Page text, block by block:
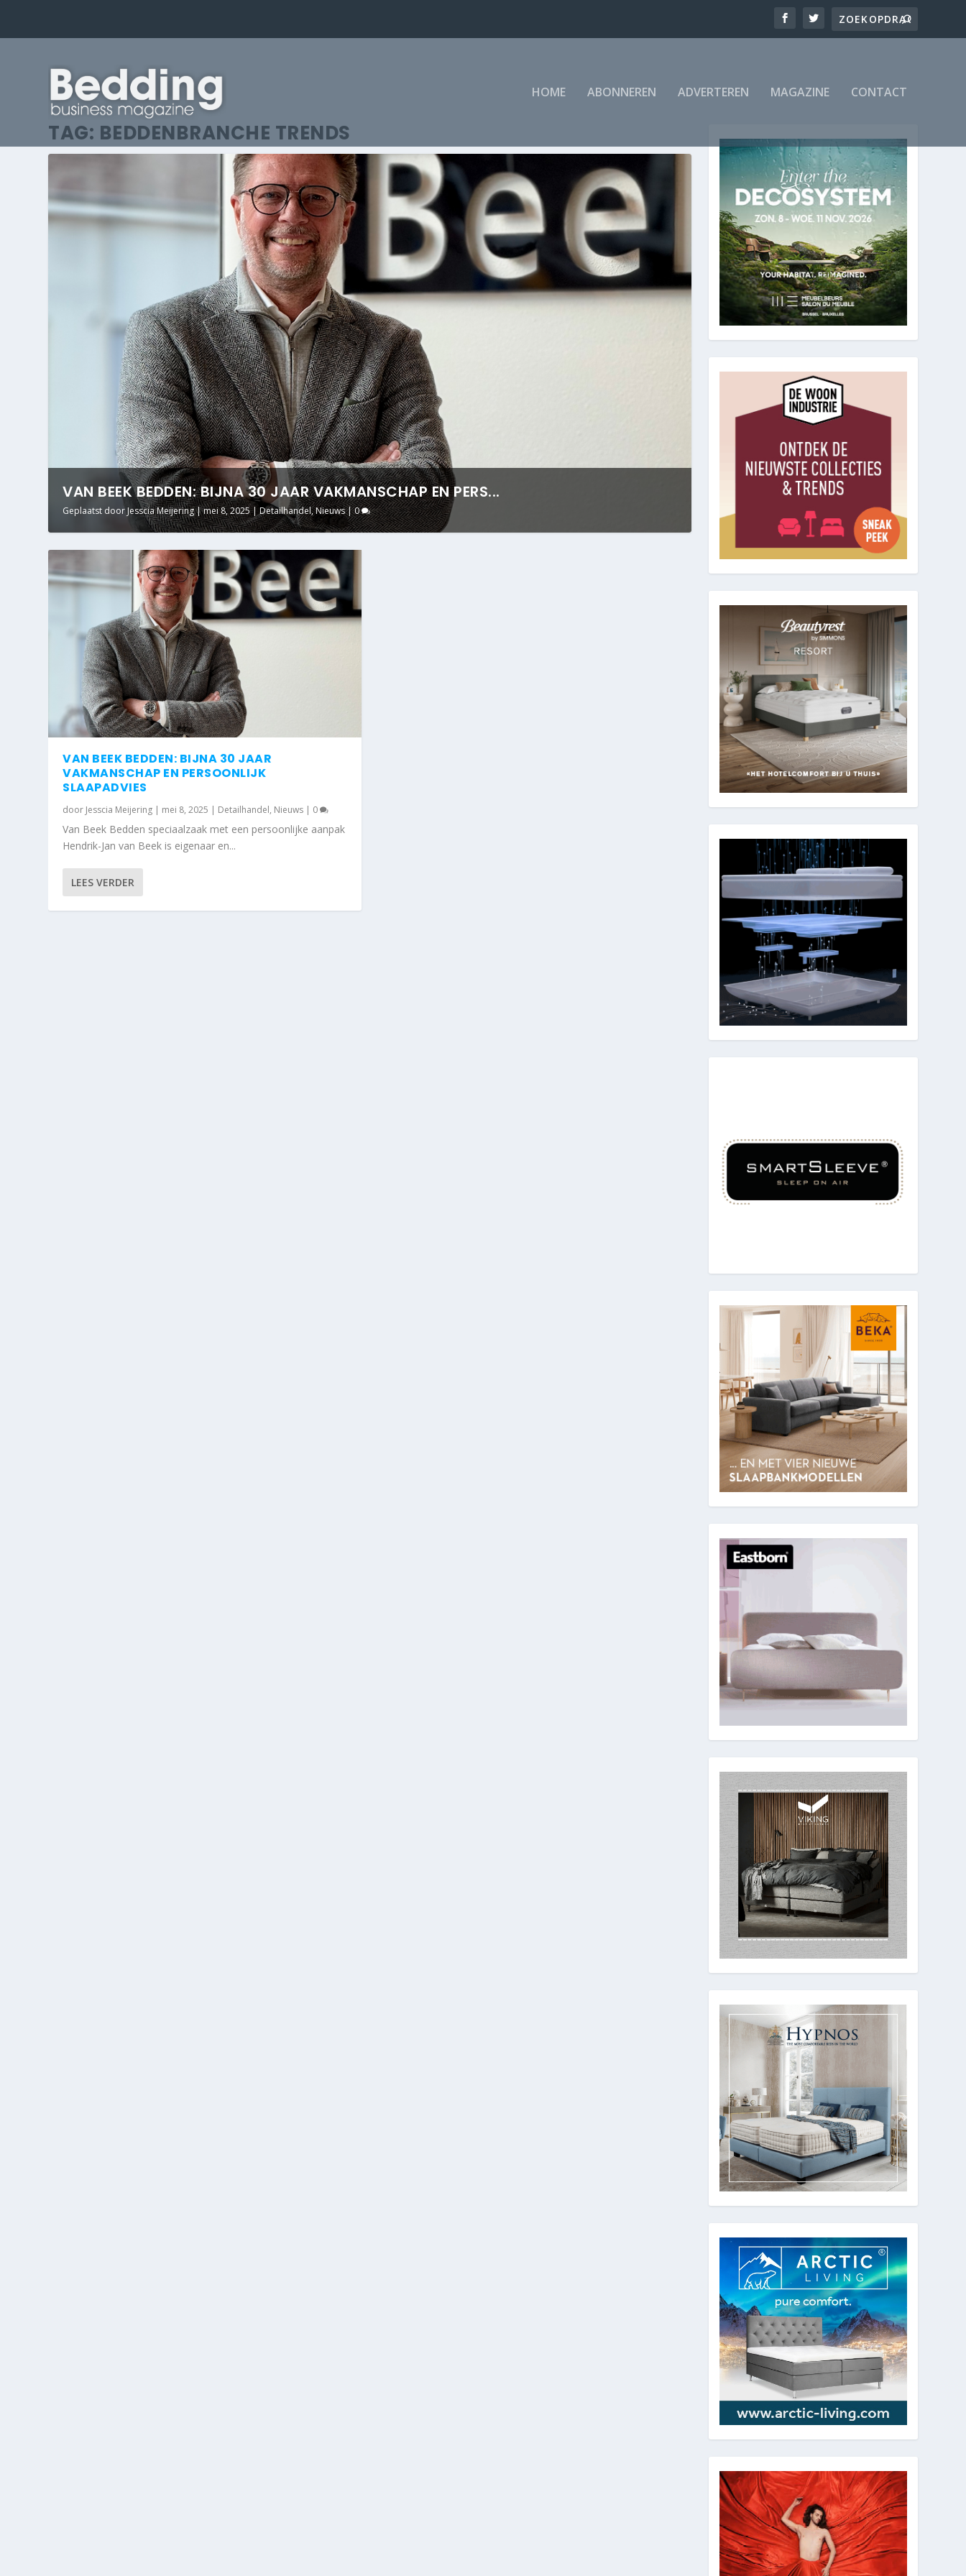
HOME ABONNEREN ADVERTEREN MAGAZINE CONTACT
TAG: BEDDENBRANCHE TRENDS
VAN BEEK BEDDEN: BIJNA 30 JAAR VAKMANSCHAP EN PERS...
Geplaatst doorJesscia Meijering|mei 8, 2025|Detailhandel,Nieuws|0
VAN BEEK BEDDEN: BIJNA 30 JAAR
VAKMANSCHAP EN PERSOONLIJK
SLAAPADVIES
door Jesscia Meijering | mei 8, 2025 | Detailhandel, Nieuws | 0
Van Beek Bedden speciaalzaak met een persoonlijke aanpak
Hendrik-Jan van Beek is eigenaar en...
LEES VERDER